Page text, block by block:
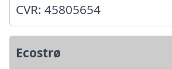
CVR: 45805654
Ecostrø